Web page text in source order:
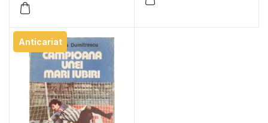
Andrei Vajna
Anticariat